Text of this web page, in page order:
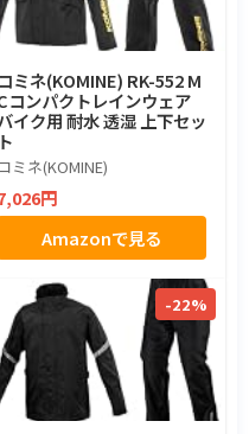
コミネ(KOMINE) RK-552 M
コンパクトレインウェア
イク用 耐水 透湿 上下セッ
ト
コミネ(KOMINE)
円
Amazonで見る
-22%